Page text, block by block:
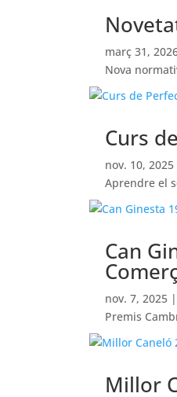
març 31,
Nova
Curs
nov. 10, 2025
Aprendre el
Can
nov. 7, 2025 |
Premis
Millor